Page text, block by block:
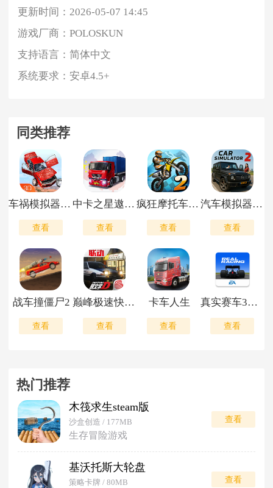
更新时间：2026-05-07 14:45
游戏厂商：POLOSKUN
支持语言：简体中文
系统要求：安卓4.5+
同类推荐
车祸模拟器手机版
查看
中卡之星遨游模拟器
查看
疯狂摩托车技2
查看
汽车模拟器2最新版
查看
战车撞僵尸2
查看
巅峰极速快手服
查看
卡车人生
查看
真实赛车3最新版
查看
热门推荐
木筏求生steam版
沙盒创造 / 177MB
生存冒险游戏
查看
基沃托斯大轮盘
策略卡牌 / 80MB 查看